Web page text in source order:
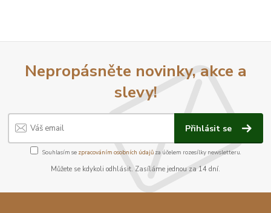
Nepropásněte novinky, akce a
slevy!
Přihlásit se
Souhlasím se zpracováním osobních údajůza účelem rozesílky newsletteru.
Můžete se kdykoli odhlásit. Zasíláme jednou za 14 dní.